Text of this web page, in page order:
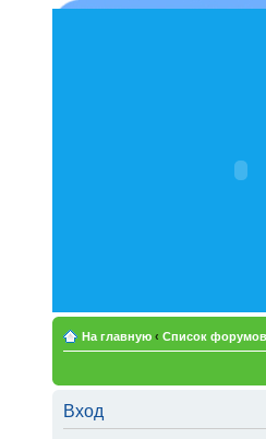
На главную ‹ Список форумов
Вход